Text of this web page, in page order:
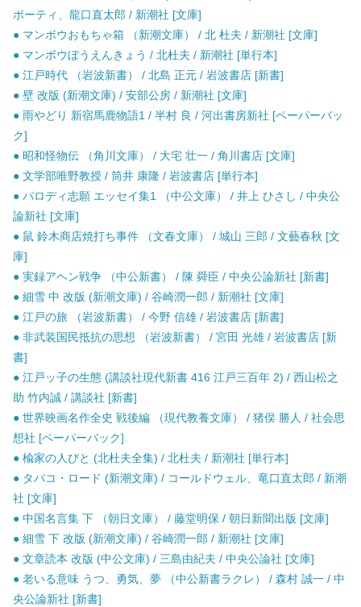
ポーティ、龍口直太郎 / 新潮社 [文庫]
● マンボウおもちゃ箱 （新潮文庫） / 北 杜夫 / 新潮社 [文庫]
● マンボウぼうえんきょう / 北杜夫 / 新潮社 [単行本]
● 江戸時代 （岩波新書） / 北島 正元 / 岩波書店 [新書]
● 壁 改版 (新潮文庫) / 安部公房 / 新潮社 [文庫]
● 雨やどり 新宿馬鹿物語1 / 半村 良 / 河出書房新社 [ペーパーバッ
ク]
● 昭和怪物伝 （角川文庫） / 大宅 壮一 / 角川書店 [文庫]
● 文学部唯野教授 / 筒井 康隆 / 岩波書店 [単行本]
● パロディ志願 エッセイ集1 （中公文庫） / 井上 ひさし / 中央公
論新社 [文庫]
● 鼠 鈴木商店焼打ち事件 （文春文庫） / 城山 三郎 / 文藝春秋 [文
庫]
● 実録アヘン戦争 （中公新書） / 陳 舜臣 / 中央公論新社 [新書]
● 細雪 中 改版 (新潮文庫) / 谷崎潤一郎 / 新潮社 [文庫]
● 江戸の旅 （岩波新書） / 今野 信雄 / 岩波書店 [新書]
● 非武装国民抵抗の思想 （岩波新書） / 宮田 光雄 / 岩波書店 [新
書]
● 江戸ッ子の生態 (講談社現代新書 416 江戸三百年 2) / 西山松之
助 竹内誠 / 講談社 [新書]
● 世界映画名作全史 戦後編 （現代教養文庫） / 猪俣 勝人 / 社会思
想社 [ペーパーバック]
● 楡家の人びと (北杜夫全集) / 北杜夫 / 新潮社 [単行本]
● タバコ・ロード (新潮文庫) / コールドウェル、竜口直太郎 / 新潮
社 [文庫]
● 中国名言集 下 （朝日文庫） / 藤堂明保 / 朝日新聞出版 [文庫]
● 細雪 下 改版 (新潮文庫) / 谷崎潤一郎 / 新潮社 [文庫]
● 文章読本 改版 (中公文庫) / 三島由紀夫 / 中央公論社 [文庫]
● 老いる意味 うつ、勇気、夢 （中公新書ラクレ） / 森村 誠一 / 中
央公論新社 [新書]